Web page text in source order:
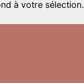
à votre sélection.